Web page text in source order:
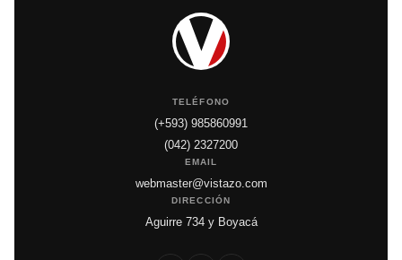
TELÉFONO
(+593) 985860991
(042) 2327200
EMAIL
webmaster@vistazo.com
DIRECCIÓN
Aguirre 734 y Boyacá